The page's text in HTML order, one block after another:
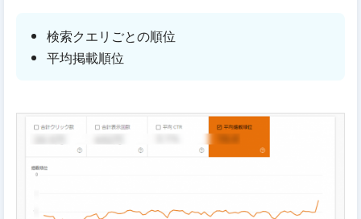
検索クエリごとの順位
平均掲載順位